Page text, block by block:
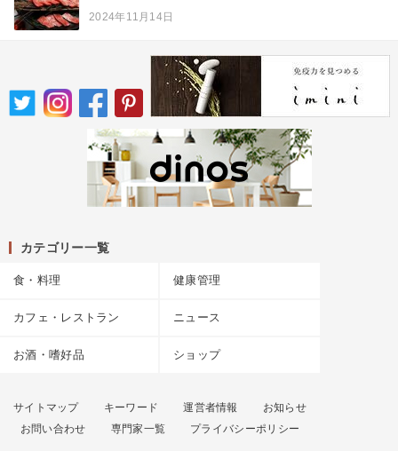
2024年11月14日
カテゴリー一覧
食・料理 健康管理
カフェ・レストラン ニュース
お酒・嗜好品 ショップ
サイトマップ キーワード 運営者情報
お知らせ
お問い合わせ
専門家一覧 プライバシーポリシー